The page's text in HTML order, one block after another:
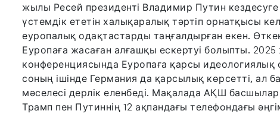
жылы Ресей президенті Владимир Путин
үстемдік ететін халықаралық тәртіп орнатқысы
еуропалық одақтастарды таңғалдырған екен.
Еуропаға жасаған алғашқы ескертуі болыпты.
конференциясында Еуропаға қарсы
соның ішінде Германия да қарсылық көрсетті, ал
мәселесі дерлік еленбеді. Мақалада АҚШ
Трамп пен Путиннің 12 ақпандағы телефондағы